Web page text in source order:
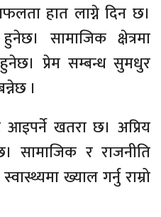
हात लाग्ने दिन छ।
सामाजिक क्षेत्रमा
प्रेम सम्बन्ध सुमधुर
।
आइपर्ने खतरा छ। अप्रिय
सामाजिक र राजनीति
ख्याल गर्नु राम्रो